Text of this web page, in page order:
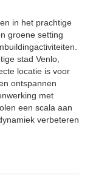
in het prachtige
groene setting
stad Venlo,
locatie is voor
ontspannen
met
een scala aan
verbeteren